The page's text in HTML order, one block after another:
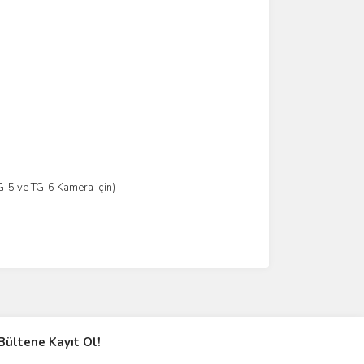
5 ve TG-6 Kamera için)
Kayıt Ol!